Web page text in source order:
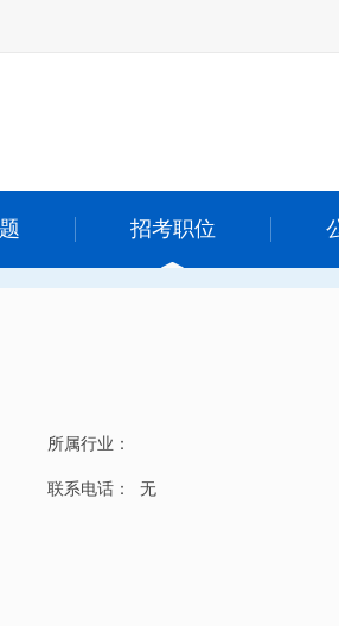
招考职位
所属行业：
联系电话： 无